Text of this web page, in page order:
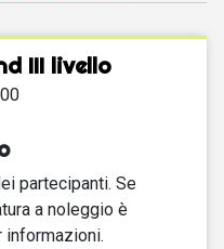
III livello
partecipanti. Se
a noleggio è